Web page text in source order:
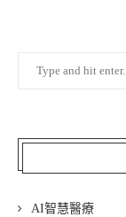
AI智慧醫療